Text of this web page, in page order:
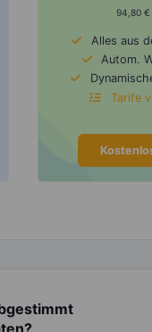
94,80
Alles aus
Autom.
Tarife